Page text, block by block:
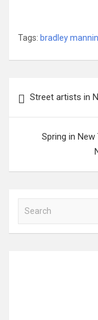
Tags: bradley
navigation
Street artists in
Spring in New
a